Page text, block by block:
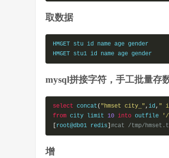
取数据
HMGET stu id name age gender
HMGET stu1 id name age gender
mysql拼接字符，手工批量存
select concat ( "hmset city_" , id, "
from city limit 10 into outfile
'/
root@db01 redis #cat /tmp/
增